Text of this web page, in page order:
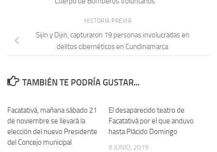
HISTORIA PREVIA
Sijin y Dijin, capturaron 19 personas involucradas en
delitos cibernéticos en Cundinamarca
TAMBIÉN TE PODRÍA GUSTAR...
Facatativá, mañana sábado 21
de noviembre se llevará la
elección del nuevo Presidente
del Concejo municipal
El desaparecido teatro de
Facatativá por el que anduvo
hasta Plácido Domingo
8 JUNIO, 2019